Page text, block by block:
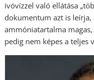
ivóvízzel való ellátása
dokumentum azt is leírja,
ammóniatartalma
pedig nem képes a teljes